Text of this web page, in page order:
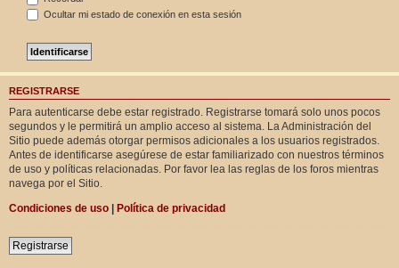
Ocultar mi estado de conexión en esta sesión
REGISTRARSE
Para autenticarse debe estar registrado. Registrarse tomará solo unos pocos
segundos y le permitirá un amplio acceso al sistema. La Administración del
Sitio puede además otorgar permisos adicionales a los usuarios registrados.
Antes de identificarse asegúrese de estar familiarizado con nuestros términos
de uso y políticas relacionadas. Por favor lea las reglas de los foros mientras
navega por el Sitio.
Condiciones de uso | Política de privacidad
Registrarse